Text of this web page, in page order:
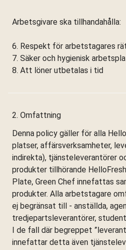
Arbetsgivare ska tillhandahålla:
6. Respekt för arbetstagares
7. Säker och hygienisk
8. Att löner utbetalas i tid
2. Omfattning
Denna policy gäller för alla
platser, affärsverksamheter,
indirekta), tjänsteleverantörer
produkter tillhörande
Plate, Green Chef innefattas
produkter. Alla arbetstagare
ej begränsat till - anställda,
tredjepartsleverantörer,
I de fall där begreppet
innefattar detta även